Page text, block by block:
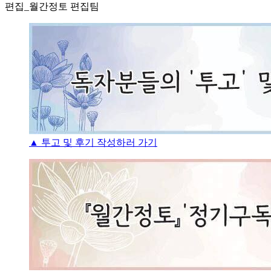
편집_월간정토 편집팀
▲ 투고 및 후기 작성하러 가기